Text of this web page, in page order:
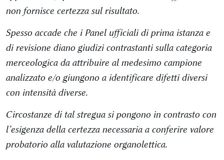
non fornisce certezza sul risultato.
Spesso accade che i Panel ufficiali di prima istanza e
di revisione diano giudizi contrastanti sulla categoria
merceologica da attribuire al medesimo campione
analizzato e/o giungono a identificare difetti diversi
con intensità diverse.
Circostanze di tal stregua si pongono in contrasto con
l’esigenza della certezza necessaria a conferire valore
probatorio alla valutazione organolettica.